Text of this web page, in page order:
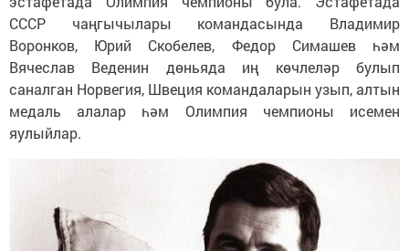
СССР чаңгычылары командасында Владимир
Воронков, Юрий Скобелев, Федор Симашев һәм
Вячеслав Веденин дөньяда иң көчлеләр булып
саналган Норвегия, Швеция командаларын узып, алтын
медаль алалар һәм Олимпия чемпионы исемен
яулыйлар.